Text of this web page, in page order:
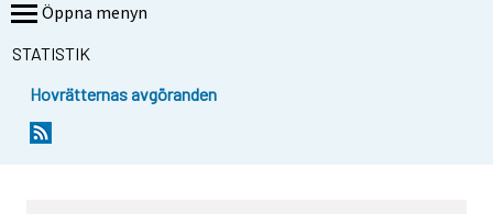
Öppna menyn
STATISTIK
Hovrätternas avgöranden